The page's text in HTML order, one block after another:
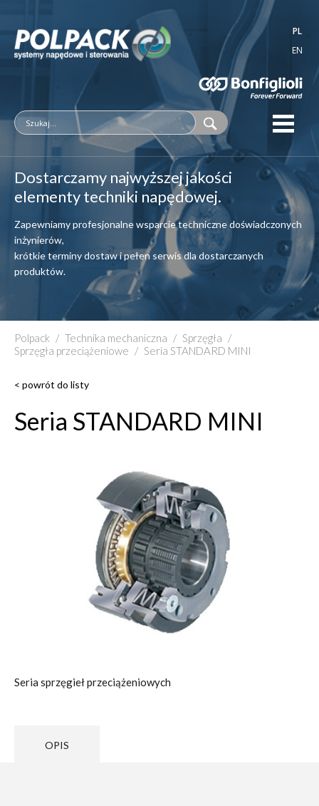
PL
EN
Dostarczamy najwyższej jakości
elementy techniki napędowej.
Zapewniamy profesjonalne wsparcie techniczne doświadczonych
inżynierów,
krótkie terminy dostaw i pełen serwis dla dostarczanych
produktów.
Polpack / Technika mechaniczna / Sprzęgła /
Sprzęgła przeciążeniowe / Seria STANDARD MINI
< powrót do listy
Seria STANDARD MINI
Seria sprzęgieł przeciążeniowych
OPIS